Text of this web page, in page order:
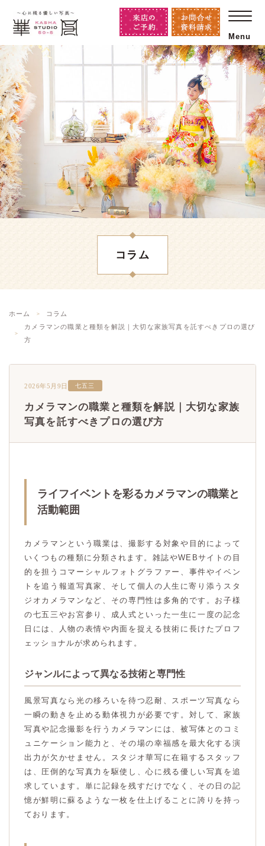
Menu
コラム
ホーム
コラム
カメラマンの職業と種類を解説｜大切な家族写真を託すべきプロの選び
方
2026年5月9日 七五三
カメラマンの職業と種類を解説｜大切な家族
写真を託すべきプロの選び方
ライフイベントを彩るカメラマンの職業と
活動範囲
カメラマンという職業は、撮影する対象や目的によって
いくつもの種類に分類されます。雑誌やWEBサイトの目
的を担うコマーシャルフォトグラファー、事件やイベン
トを追う報道写真家、そして個人の人生に寄り添うスタ
ジオカメラマンなど、その専門性は多角的です。お子様
の七五三やお宮参り、成人式といった一生に一度の記念
日には、人物の表情や内面を捉える技術に長けたプロフ
ェッショナルが求められます。
ジャンルによって異なる技術と専門性
風景写真なら光の移ろいを待つ忍耐、スポーツ写真なら
一瞬の動きを止める動体視力が必要です。対して、家族
写真や記念撮影を行うカメラマンには、被写体とのコミ
ュニケーション能力と、その場の幸福感を最大化する演
出力が欠かせません。スタジオ華写に在籍するスタッフ
は、圧倒的な写真力を駆使し、心に残る優しい写真を追
求しています。単に記録を残すだけでなく、その日の記
憶が鮮明に蘇るような一枚を仕上げることに誇りを持っ
ております。